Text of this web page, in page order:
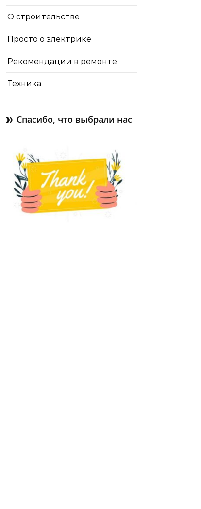
О строительстве
Просто о электрике
Рекомендации в ремонте
Техника
Спасибо, что выбрали нас